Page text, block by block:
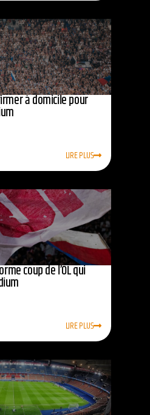
à domicile pour
LIRE PLUS
coup de l’OL qui
LIRE PLUS